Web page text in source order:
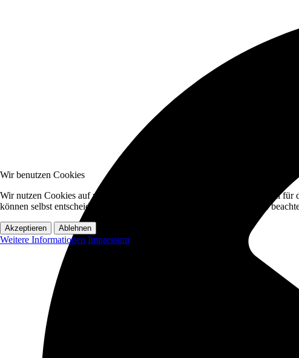
Wir benutzen Cookies
Wir nutzen Cookies auf unserer Website. Einige von ihnen sind essenziell
können selbst entscheiden, ob Sie die Cookies zulassen möchten. Bitte
Akzeptieren Ablehnen
Weitere Informationen Impressum